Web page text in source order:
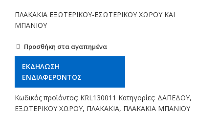
ΠΛΑΚΑΚΙΑ ΕΞΩΤΕΡΙΚΟΥ-ΕΣΩΤΕΡΙΚΟΥ ΧΩΡΟΥ ΚΑΙ
ΜΠΑΝΙΟΥ
Προσθήκη στα αγαπημένα
ΕΚΔΗΛΩΣΗ
ΕΝΔΙΑΦΕΡΟΝΤΟΣ
Κωδικός προϊόντος: KRL130011 Κατηγορίες: ΔΑΠΕΔΟΥ,
ΕΞΩΤΕΡΙΚΟΥ ΧΩΡΟΥ, ΠΛΑΚΑΚΙΑ, ΠΛΑΚΑΚΙΑ ΜΠΑΝΙΟΥ